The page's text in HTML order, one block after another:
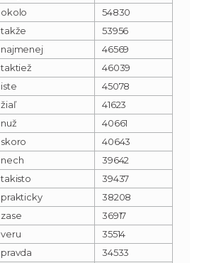
okolo
54830
takže
53956
najmenej
46569
taktiež
46039
iste
45078
žiaľ
41623
nuž
40661
skoro
40643
nech
39642
takisto
39437
prakticky
38208
zase
36917
veru
35514
pravda
34533